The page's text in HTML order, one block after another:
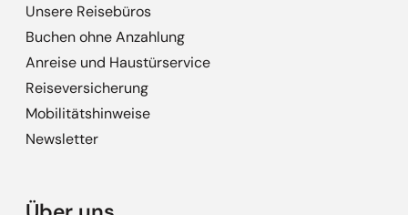
Unsere Reisebüros
Buchen ohne Anzahlung
Anreise und Haustürservice
Reiseversicherung
Mobilitätshinweise
Newsletter